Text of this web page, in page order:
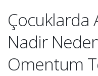
Çocuklarda
Nadir
Omentum